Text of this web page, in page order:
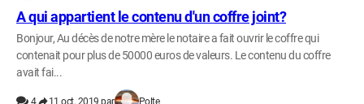
A qui appartient le contenu d'un coffre joint?
Bonjour, Au décès de notre mère le notaire a fait ouvrir le coffre qui
contenait pour plus de 50000 euros de valeurs. Le contenu du coffre
avait fai...
4 11 oct. 2019 par Polte